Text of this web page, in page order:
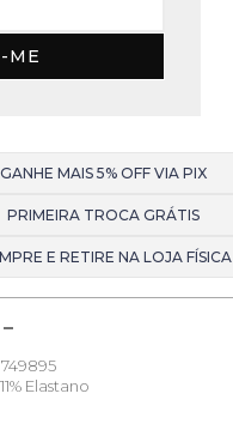
ME
GANHE MAIS 5% OFF VIA PIX
PRIMEIRA TROCA GRÁTIS
E RETIRE NA LOJA FÍSICA
Elastano